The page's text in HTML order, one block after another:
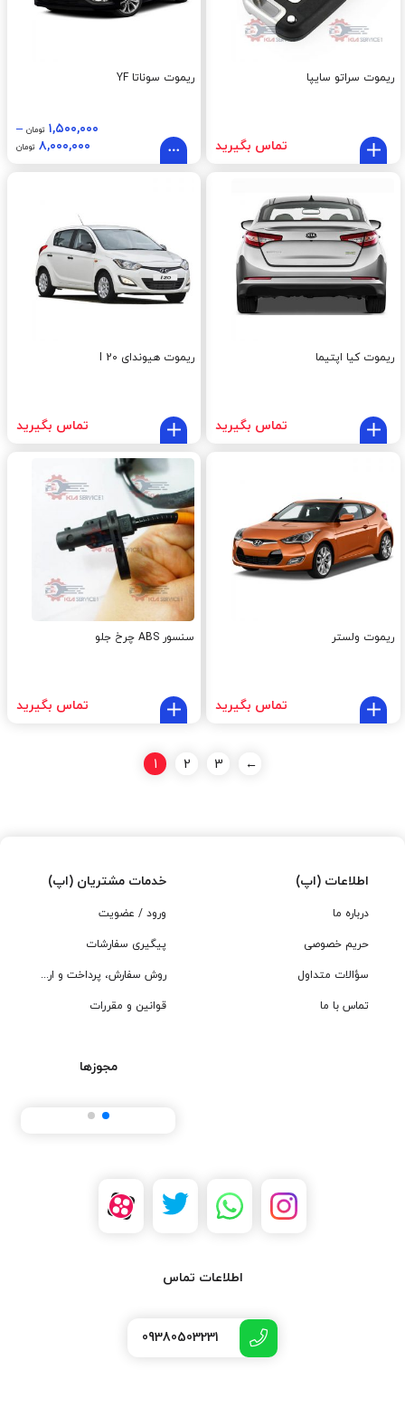
ریموت سراتو سایپا
تماس بگیرید
ریموت سوناتا YF
۱,۵۰۰,۰۰۰ تومان –
۸,۰۰۰,۰۰۰ تومان
ریموت کیا اپتیما
تماس بگیرید
ریموت هیوندای I 20
تماس بگیرید
ریموت ولستر
تماس بگیرید
سنسور ABS چرخ جلو
تماس بگیرید
1 2 3 ←
اطلاعات (اپ)
درباره ما
حریم خصوصی
سؤالات متداول
تماس با ما
خدمات مشتریان (اپ)
ورود / عضویت
پیگیری سفارشات
روش سفارش، پرداخت و ارسال
قوانین و مقررات
مجوزها
اطلاعات تماس
09380503231